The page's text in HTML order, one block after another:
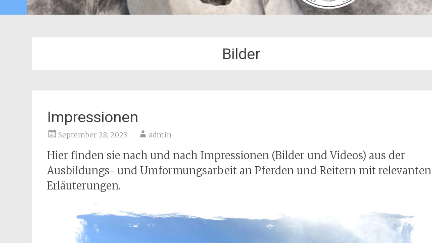
Bilder
Impressionen
September 28, 2023 admin
Hier finden sie nach und nach Impressionen (Bilder und Videos) aus der
Ausbildungs- und Umformungsarbeit an Pferden und Reitern mit relevanten
Erläuterungen.